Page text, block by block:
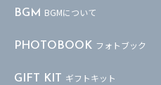
BGM BGMについて
PHOTOBOOK フォトブック
GIFT KIT ギフトキット